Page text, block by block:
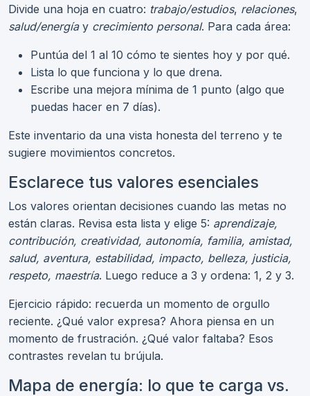
Divide una hoja en cuatro: trabajo/estudios, relaciones,
salud/energíay crecimiento personal. Para cada área:
Puntúa del 1 al 10 cómo te sientes hoy y por qué.
Lista lo que funciona y lo que drena.
Escribe una mejora mínima de 1 punto (algo que
puedas hacer en 7 días).
Este inventario da una vista honesta del terreno y te
sugiere movimientos concretos.
Esclarece tus valores esenciales
Los valores orientan decisiones cuando las metas no
están claras. Revisa esta lista y elige 5: aprendizaje,
contribución, creatividad, autonomía, familia, amistad,
salud, aventura, estabilidad, impacto, belleza, justicia,
respeto, maestría. Luego reduce a 3 y ordena: 1, 2 y 3.
Ejercicio rápido: recuerda un momento de orgullo
reciente. ¿Qué valor expresa? Ahora piensa en un
momento de frustración. ¿Qué valor faltaba? Esos
contrastes revelan tu brújula.
Mapa de energía: lo que te carga vs.